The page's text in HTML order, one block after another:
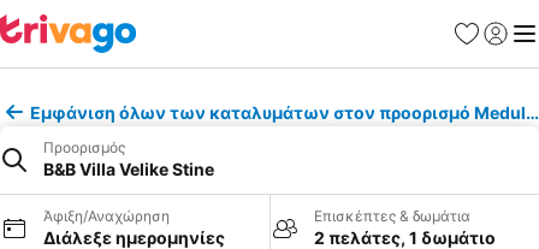
Εμφάνιση όλων των καταλυμάτων στον προορισμό
Προορισμός
B&B Villa Velike Stine
Άφιξη/Αναχώρηση
Διάλεξε ημερομηνίες
Επισκέπτες & δωμάτια
2 πελάτες, 1 δωμάτιο